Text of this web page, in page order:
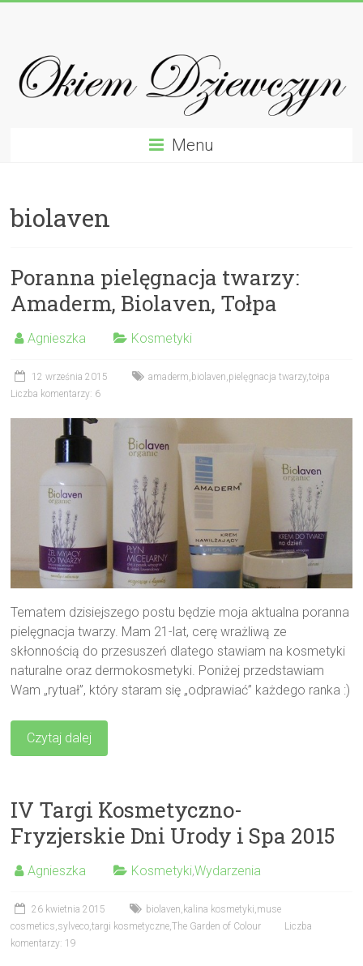
Dziewczyn
Recenzje
Kobiet
Menu
biolaven
Poranna pielęgnacja twarzy:
Amaderm, Biolaven, Tołpa
Agnieszka Kosmetyki
12 września 2015 amaderm, biolaven,pielęgnacja twarzy,tołpa
Liczba komentarzy: 6
Tematem dzisiejszego postu będzie moja aktualna poranna
pielęgnacja twarzy. Mam 21-lat, cerę wrażliwą ze
skłonnością do przesuszeń dlatego stawiam na kosmetyki
naturalne oraz dermokosmetyki. Poniżej przedstawiam
Wam „rytuał”, który staram się „odprawiać” każdego ranka :)
Czytaj dalej
IV Targi Kosmetyczno-
Fryzjerskie Dni Urody i Spa 2015
Agnieszka Kosmetyki,Wydarzenia
26 kwietnia 2015 biolaven, kalina kosmetyki,muse
cosmetics,sylveco,targi kosmetyczne,The Garden of Colour
Liczba
komentarzy: 19